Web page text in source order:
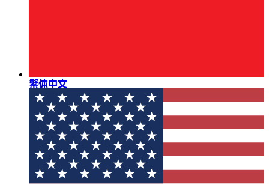
繁体中文